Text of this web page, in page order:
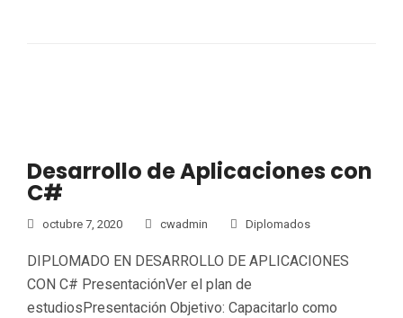
Desarrollo de Aplicaciones con
C#
octubre 7, 2020 cwadmin Diplomados
DIPLOMADO EN DESARROLLO DE APLICACIONES
CON C# PresentaciónVer el plan de
estudiosPresentación Objetivo: Capacitarlo como